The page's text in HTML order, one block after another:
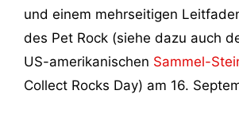
und einem mehrseitigen
des Pet Rock (siehe dazu auch
US-amerikanischen Sammel-
Collect Rocks Day) am 16.